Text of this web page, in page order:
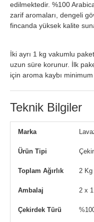
edilmektedir. %100
zarif aromaları, dengeli
fincanda yüksek kalite
İki ayrı 1 kg vakumlu
uzun süre korunur. İlk
için aroma kaybı
Teknik Bilgiler
Marka
Ürün Tipi
Toplam Ağırlık 2 Kg
Ambalaj 2 x
Çekirdek Türü